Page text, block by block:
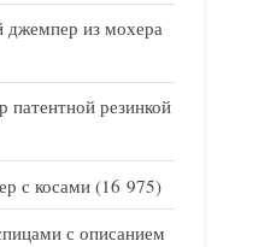
из мохера
резинкой
с косами (16 975)
с описанием